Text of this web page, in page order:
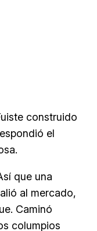
construido
el
que una
al mercado,
Caminó
columpios